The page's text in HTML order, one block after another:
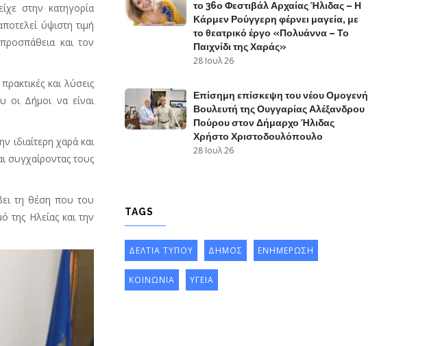
στην κατηγορία
ύψιστη τιμή
και τον
και λύσεις
οι Δήμοι να είναι
χαρά και
συγχαίροντας τους
τη θέση που του
της Ηλείας και την
το 36ο Φεστιβάλ Αρχαίας Ήλιδας – Η
Κάρμεν Ρούγγερη φέρνει μαγεία, με
το θεατρικό έργο «Πολυάννα – Το
Παιχνίδι της Χαράς»
28 Ιουλ 26
Επίσημη επίσκεψη του νέου Ομογενή
Βουλευτή της Ουγγαρίας Αλέξανδρου
Πούρου στον Δήμαρχο Ήλιδας
Χρήστο Χριστοδουλόπουλο
28 Ιουλ 26
TAGS
ΔΕΛΤΙΑ ΤΥΠΟΥ ΔΗΜΟΣ ΕΝΗΜΕΡΩΣΗ
ΚΟΙΝΩΝΙΑ ΥΓΕΙΑ